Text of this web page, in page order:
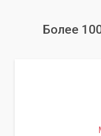
Более